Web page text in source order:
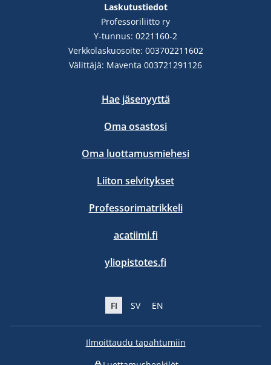
Laskutustiedot
Professoriliitto ry
Y-tunnus: 0221160-2
Verkkolaskuosoite: 003702211602
Välittäjä: Maventa 003721291126
Hae jäsenyyttä
Oma osastosi
Oma luottamusmiehesi
Liiton selvitykset
Professorimatrikkeli
acatiimi.fi
yliopistotes.fi
FI SV EN
Ilmoittaudu tapahtumiin